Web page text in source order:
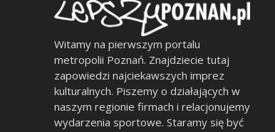
Witamy na pierwszym portalu
metropolii Poznań. Znajdziecie tutaj
zapowiedzi najciekawszych imprez
kulturalnych. Piszemy o działających w
naszym regionie firmach i relacjonujemy
wydarzenia sportowe. Staramy się być